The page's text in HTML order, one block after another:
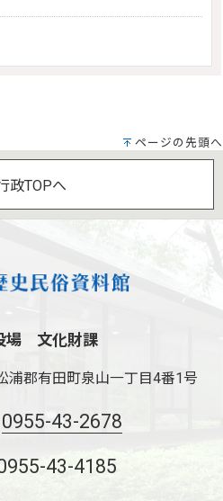
ページの先頭へ
政TOPへ
場 文化財課
郡有田町泉山一丁目4番1号
0955-43-2678
43-4185